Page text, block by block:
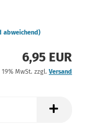
abweichend)
6,95 EUR
MwSt. zzgl. Versand